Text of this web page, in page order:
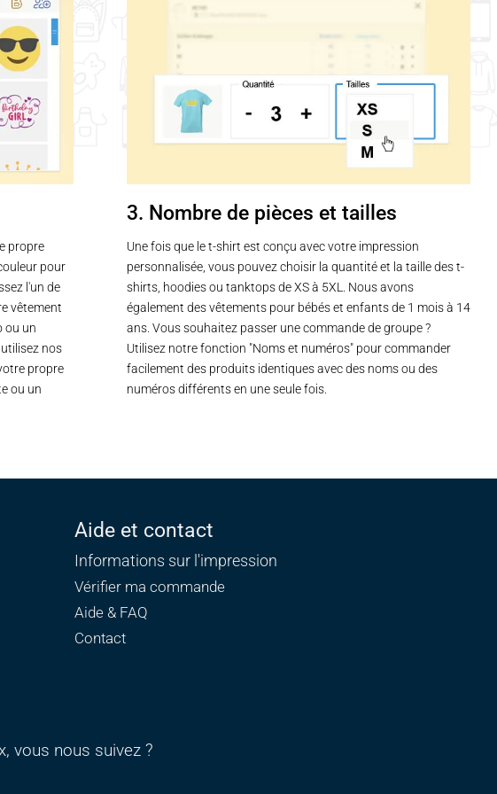
variations.
Les
options
être
choisies
la
produit
peuvent
choisies
sur
du
produit
propre
pour
l'un de
vêtement
ou un
nos
propre
ou un
3. Nombre de pièces et tailles
Une fois que le t-shirt est conçu avec votre impression
personnalisée, vous pouvez choisir la quantité et la taille des t-
shirts, hoodies ou tanktops de XS à 5XL. Nous avons
également des vêtements pour bébés et enfants de 1 mois à 14
ans. Vous souhaitez passer une commande de groupe ?
Utilisez notre fonction "Noms et numéros" pour commander
facilement des produits identiques avec des noms ou des
numéros différents en une seule fois.
Aide et contact
Informations sur l'impression
Vérifier ma commande
Aide & FAQ
Contact
vous nous suivez ?